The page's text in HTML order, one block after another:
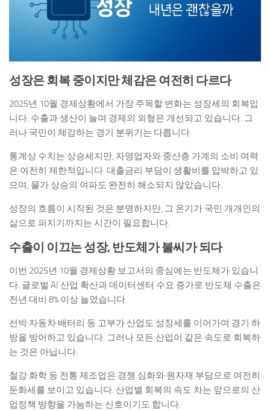
성장은 회복 중이지만 체감은 여전히 다르다
2025년 10월 경제상황에서 가장 주목할 변화는 성장세의 회복입
니다. 수출과 생산이 늘며 경제의 외형은 개선되고 있습니다. 그
러나 국민이 체감하는 경기 분위기는 다릅니다.
통계상 수치는 상승세지만, 자영업자와 중산층 가계의 소비 여력
은 여전히 제한적입니다. 대출금리 부담이 생활비를 압박하고 있
으며, 물가 상승의 여파도 완전히 해소되지 않았습니다.
성장의 흐름이 시작된 것은 분명하지만, 그 온기가 국민 개개인의
삶으로 퍼지기까지는 시간이 필요합니다.
수출이 이끄는 성장, 반도체가 불씨가 되다
이번 2025년 10월 경제상황 보고서의 중심에는 반도체가 있습니
다. 글로벌 AI 산업 확산과 데이터센터 수요 증가로 반도체 수출은
전년 대비 8% 이상 늘었습니다.
선박·자동차·배터리 등 고부가 산업도 성장세를 이어가며 경기 하
방을 방어하고 있습니다. 그러나 모든 산업이 같은 속도로 회복하
는 것은 아닙니다.
철강·화학 등 전통 제조업은 경쟁 심화와 원자재 부담으로 여전히
둔화세를 보이고 있습니다. 산업별 회복의 속도 차는 앞으로의 산
업정책 방향을 가늠하는 신호이기도 합니다.